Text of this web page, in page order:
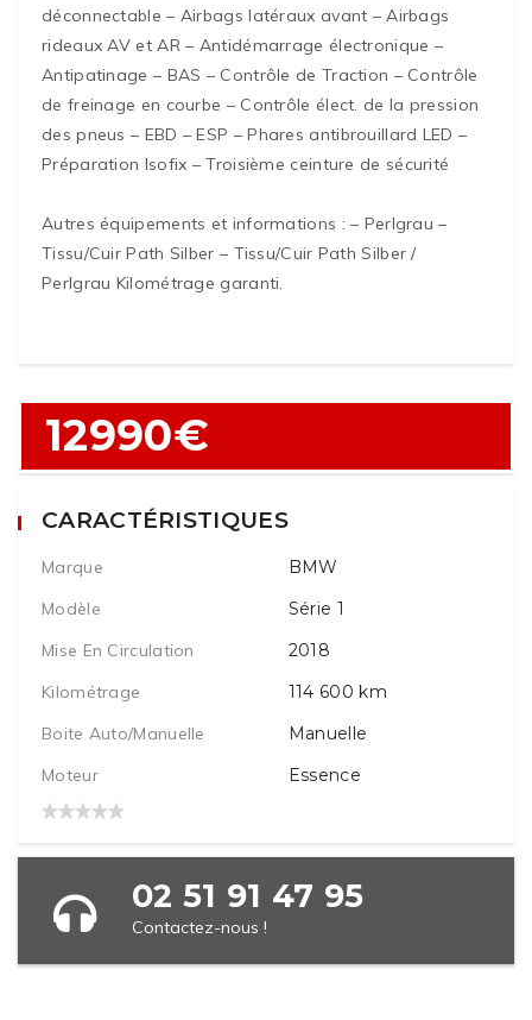
déconnectable – Airbags latéraux avant – Airbags
rideaux AV et AR – Antidémarrage électronique –
Antipatinage – BAS – Contrôle de Traction – Contrôle
de freinage en courbe – Contrôle élect. de la pression
des pneus – EBD – ESP – Phares antibrouillard LED –
Préparation Isofix – Troisième ceinture de sécurité
Autres équipements et informations : – Perlgrau –
Tissu/Cuir Path Silber – Tissu/Cuir Path Silber /
Perlgrau Kilométrage garanti.
12990€
CARACTÉRISTIQUES
Marque
BMW
Modèle
Série 1
Mise En Circulation
2018
Kilométrage
114 600 km
Boite Auto/manuelle
Manuelle
Moteur
Essence
02 51 91 47 95
Contactez-nous !